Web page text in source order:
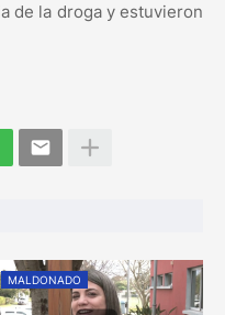
de la droga y estuvieron
MALDONADO